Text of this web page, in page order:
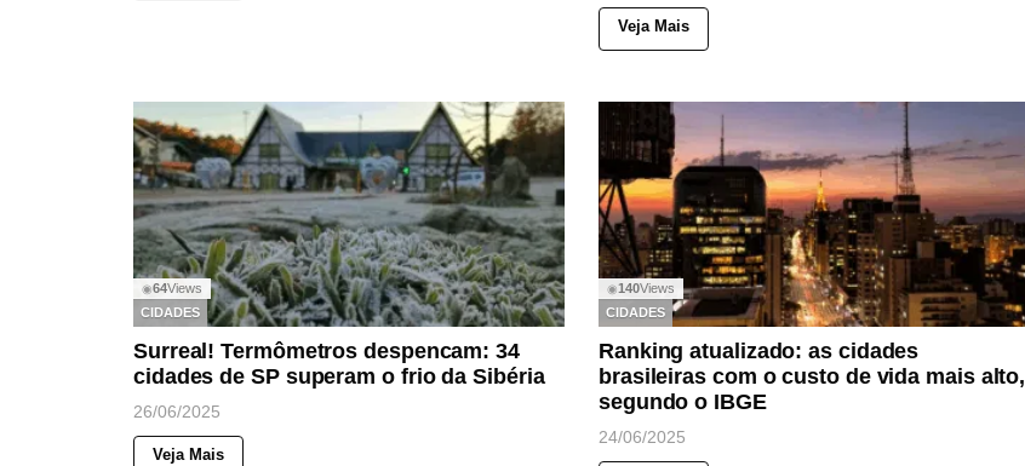
Veja Mais
◉64Views
CIDADES
Surreal! Termômetros despencam: 34
cidades de SP superam o frio da Sibéria
26/06/2025
Veja Mais
◉140Views
CIDADES
Ranking atualizado: as cidades
brasileiras com o custo de vida mais alto,
segundo o IBGE
24/06/2025